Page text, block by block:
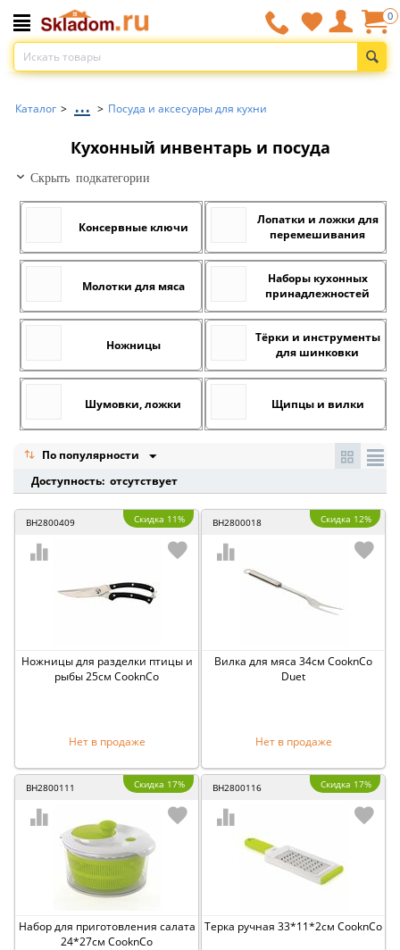
0
Каталог > ... > Посуда и аксесуары для кухни
Кухонный инвентарь и посуда
Скрыть подкатегории
Консервные ключи
Лопатки и ложки для
перемешивания
Молотки для мяса
Наборы кухонных
принадлежностей
Ножницы
Тёрки и инструменты
для шинковки
Шумовки, ложки Щипцы и вилки
По популярности
Доступность: отсутствует
BH2800409 Скидка 11%
Ножницы для разделки птицы и
рыбы 25см CooknCo
Нет в продаже
BH2800018 Скидка 12%
Вилка для мяса 34см CooknCo
Duet
Нет в продаже
BH2800111 Скидка 17%
Набор для приготовления салата
24*27см CooknCo
BH2800116 Скидка 17%
Терка ручная 33*11*2см CooknCo